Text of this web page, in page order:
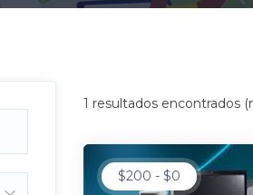
1 resultados encontrados
$200 - $0